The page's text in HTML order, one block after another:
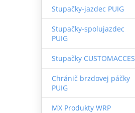
Stupačky-jazdec PUIG
Stupačky-spolujazdec
PUIG
Stupačky CUSTOMACCES
Chránič brzdovej páčky
PUIG
MX Produkty WRP